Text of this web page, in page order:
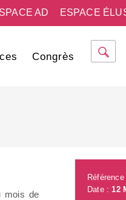
ESPACE
AD
Congrès
mois de
Référence
Date :12